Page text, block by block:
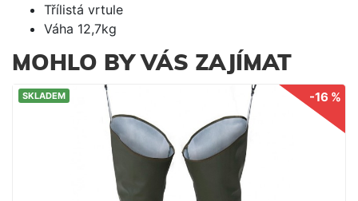
Třílistá vrtule
Váha 12,7kg
MOHLO BY VÁS ZAJÍMAT
SKLADEM -16 %